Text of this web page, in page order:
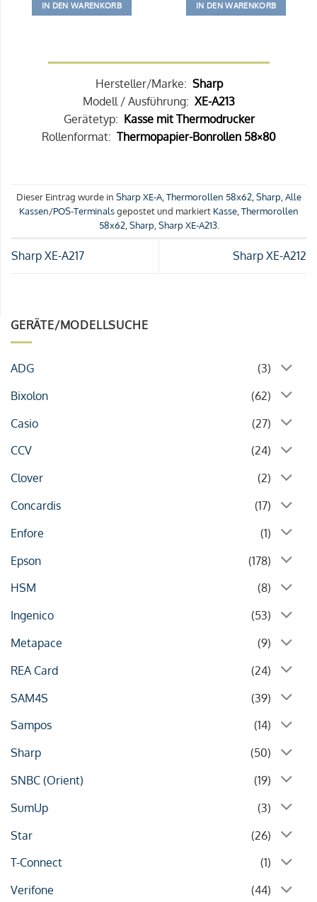
GERÄTE/MODELLSUCHE
ADG
(3)
Bixolon
(62)
Casio
(27)
CCV
(24)
Clover
(2)
Concardis
(17)
Enfore
(1)
Epson
(178)
HSM
(8)
Ingenico
(53)
Metapace
(9)
REA Card
(24)
SAM4S
(39)
Sampos
(14)
Sharp
(50)
SNBC (Orient)
(19)
SumUp
(3)
Star
(26)
T-Connect
(1)
Verifone
(44)
IN DEN WARENKORB IN DEN WARENKORB
Hersteller/Marke: Sharp
Modell / Ausführung: XE-A213
Gerätetyp: Kasse mit Thermodrucker
Rollenformat: Thermopapier-Bonrollen 58×80
Dieser Eintrag wurde in Sharp XE-A Thermorollen 58x62 Sharp Alle
Kassen/POS-Terminalsgepostet und markiert Kasse Thermorollen
58x62, Sharp Sharp XE-A213.
Sharp XE-A217 Sharp XE-A212